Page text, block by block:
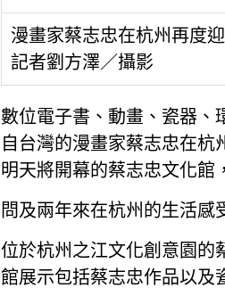
漫畫家蔡志忠在杭州再度
記者劉方澤／攝影
數位電子書、動畫、瓷器
自台灣的漫畫家蔡志忠在
明天將開幕的蔡志忠文化館
問及兩年來在杭州的生活感
位於杭州之江文化創意園的
館展示包括蔡志忠作品以及